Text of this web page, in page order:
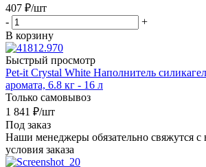
407 ₽/шт
-
+
В корзину
Быстрый просмотр
Pet-it Crystal White Наполнитель
аромата, 6.8 кг - 16 л
Только самовывоз
1 841 ₽/шт
Под заказ
Наши менеджеры обязательно свяжутся с
условия заказа